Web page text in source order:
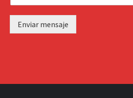
Enviar mensaje